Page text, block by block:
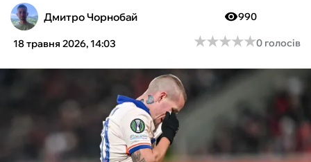
ТЕНІС
КІБЕРСПОРТ
ЧС-2026
ФУТЗАЛ
Дмитро Чорнобай
18 травня 2026, 14:03
990
★★★★★
★★★★★0 голосів